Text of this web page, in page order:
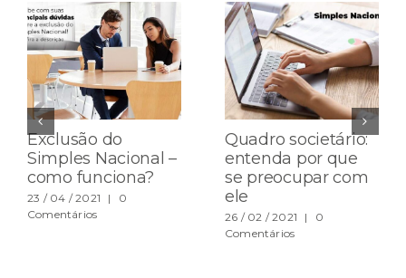
Exclusão do
Simples Nacional –
como funciona?
23 / 04 / 2021 |
0
Comentários
Quadro societário:
entenda por que
se preocupar com
ele
26 / 02 / 2021 |
0
Comentários